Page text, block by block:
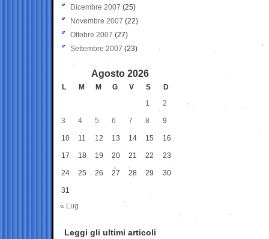
Dicembre 2007 (25)
Novembre 2007 (22)
Ottobre 2007 (27)
Settembre 2007 (23)
Agosto 2026
L M M G V S
D
1
2
3 4 5 6 7 8 9
10 11 12 13 14 15 16
17 18 19 20 21 22 23
24 25 26 27 28 29 30
31
« Lug
Leggi gli ultimi articoli